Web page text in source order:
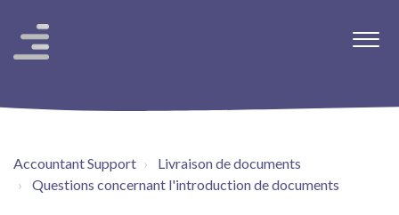
Accountant Support
Livraison de documents
Questions concernant l'introduction de documents